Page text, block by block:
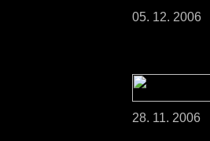
05. 12. 2006
28. 11. 2006